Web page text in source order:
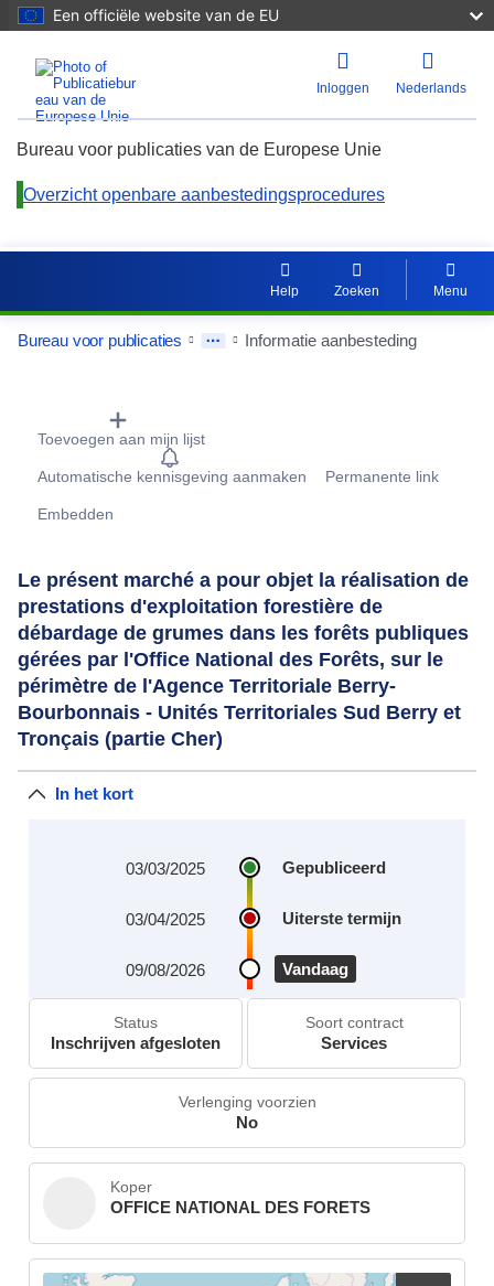
Een officiële website van de EU
Inloggen Nederlands
Bureau voor publicaties van de Europese Unie
Overzicht openbare aanbestedingsprocedures
Help Zoeken Menu
Bureau voor publicaties Informatie aanbesteding
Toevoegen aan mijn lijst
Automatische kennisgeving aanmaken Permanente link
Embedden
Le présent marché a pour objet la réalisation de
prestations d'exploitation forestière de
débardage de grumes dans les forêts publiques
gérées par l'Office National des Forêts, sur le
périmètre de l'Agence Territoriale Berry-
Bourbonnais - Unités Territoriales Sud Berry et
Tronçais (partie Cher)
In het kort
Gepubliceerd
03/03/2025
Uiterste termijn
03/04/2025
Vandaag
09/08/2026
Status
Inschrijven afgesloten
Soort contract
Services
Verlenging voorzien
No
Koper
OFFICE NATIONAL DES FORETS